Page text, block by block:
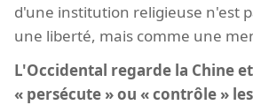
d'une institution religieuse n'est
une liberté, mais comme une
L'Occidental regarde la Chine
« persécute » ou « contrôle »